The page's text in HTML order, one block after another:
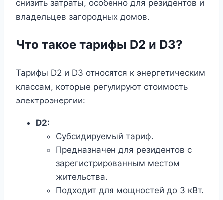
снизить затраты, особенно для резидентов и
владельцев загородных домов.
Что такое тарифы D2 и D3?
Тарифы D2 и D3 относятся к энергетическим
классам, которые регулируют стоимость
электроэнергии:
D2:
Субсидируемый тариф.
Предназначен для резидентов с
зарегистрированным местом
жительства.
Подходит для мощностей до 3 кВт.